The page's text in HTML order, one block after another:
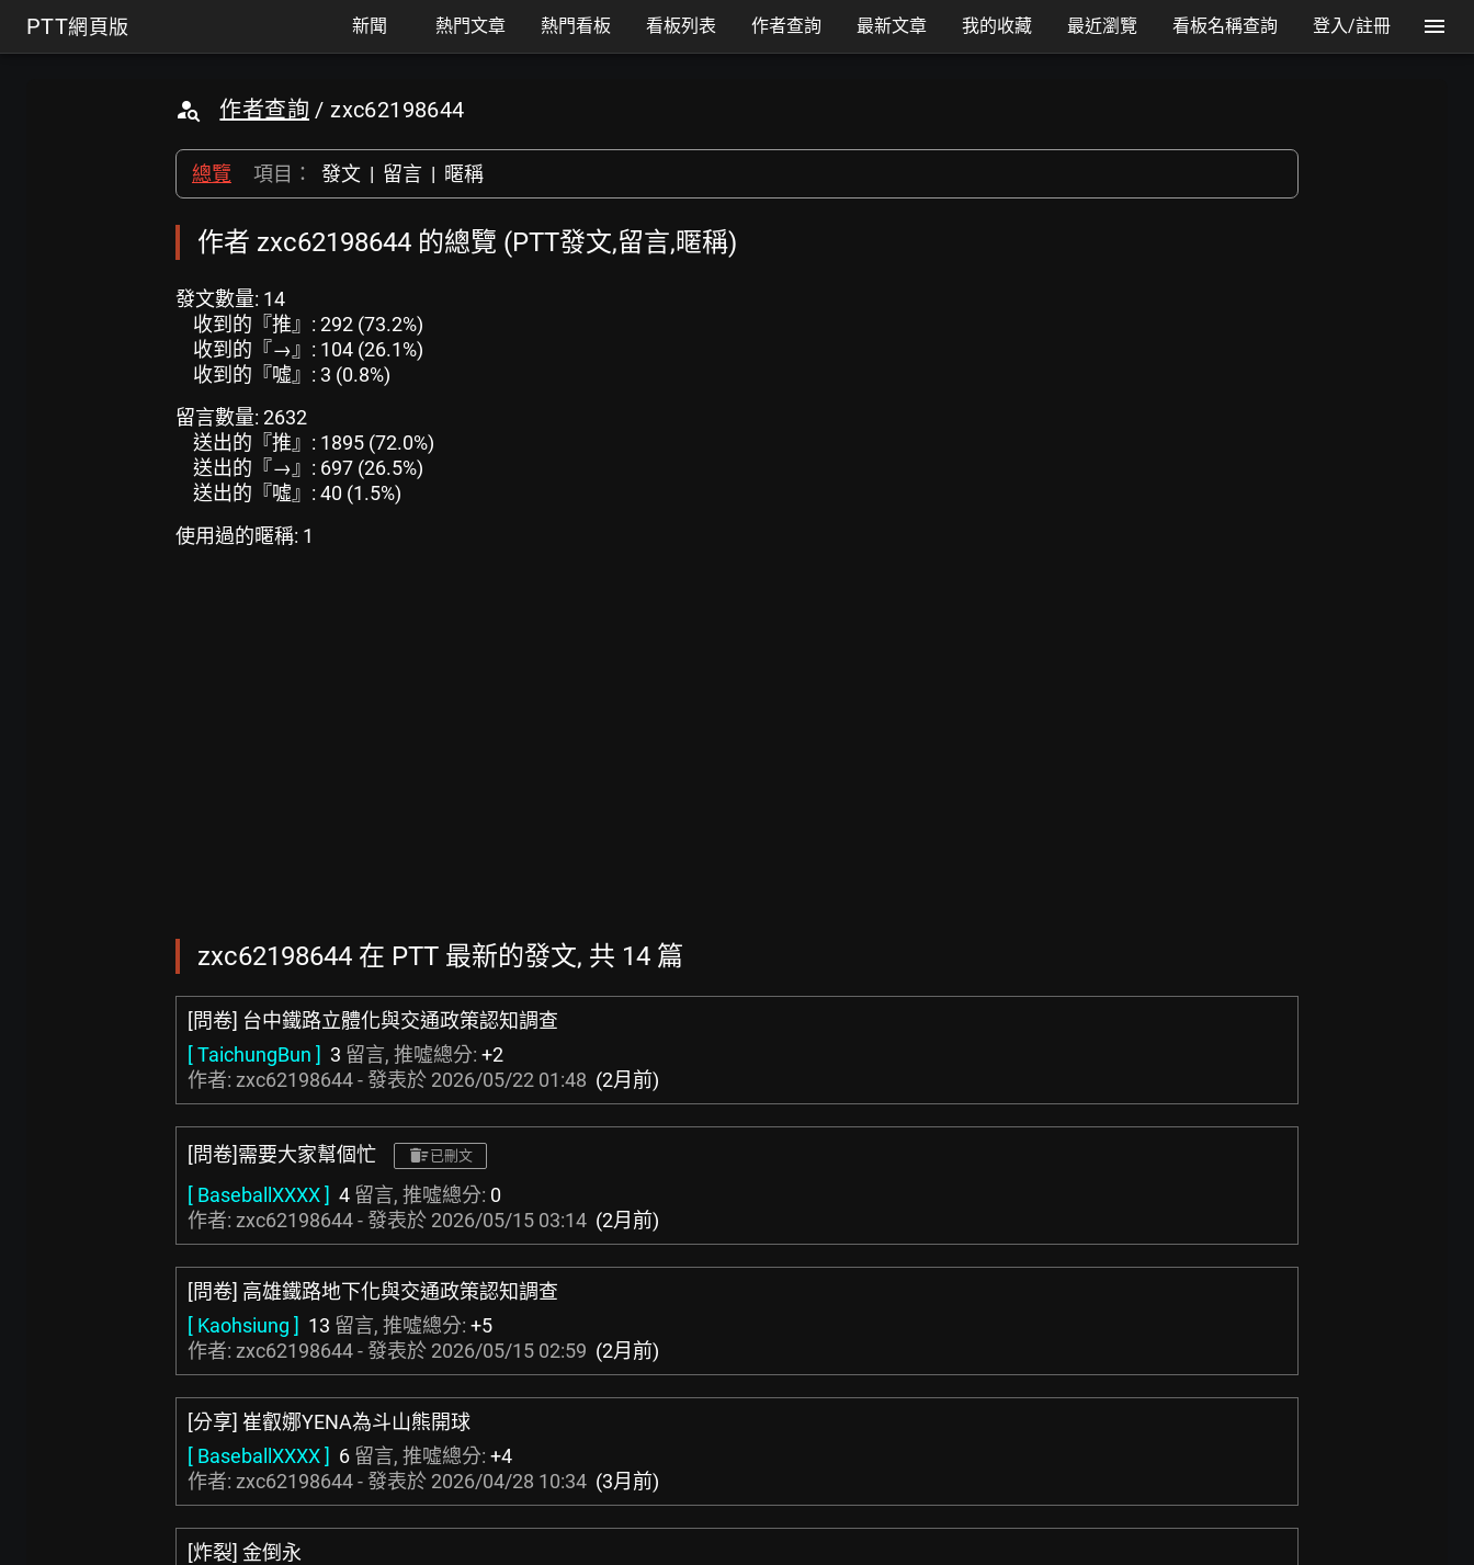
PTT網頁版 新聞 熱門文章 熱門看板 看板列表 作者查詢 最新文章 我的收藏 最近瀏覽 看板名稱查詢 登入/註冊
作者查詢 / zxc62198644
總覽 項目： 發文 | 留言 | 暱稱
作者 zxc62198644 的總覽 (PTT發文,留言,暱稱)
發文數量: 14
收到的『推』: 292 (73.2%)
收到的『→』: 104 (26.1%)
收到的『噓』: 3 (0.8%)
留言數量: 2632
送出的『推』: 1895 (72.0%)
送出的『→』: 697 (26.5%)
送出的『噓』: 40 (1.5%)
使用過的暱稱: 1
zxc62198644 在 PTT 最新的發文, 共 14 篇
[問卷] 台中鐵路立體化與交通政策認知調查
[ TaichungBun ] 3 留言, 推噓總分: +2
作者: zxc62198644 - 發表於 2026/05/22 01:48 (2月前)
[問卷]需要大家幫個忙 已刪文
[ BaseballXXXX ] 4 留言, 推噓總分: 0
作者: zxc62198644 - 發表於 2026/05/15 03:14 (2月前)
[問卷] 高雄鐵路地下化與交通政策認知調查
[ Kaohsiung ] 13 留言, 推噓總分: +5
作者: zxc62198644 - 發表於 2026/05/15 02:59 (2月前)
[分享] 崔叡娜YENA為斗山熊開球
[ BaseballXXXX ] 6 留言, 推噓總分: +4
作者: zxc62198644 - 發表於 2026/04/28 10:34 (3月前)
[炸裂] 金倒永